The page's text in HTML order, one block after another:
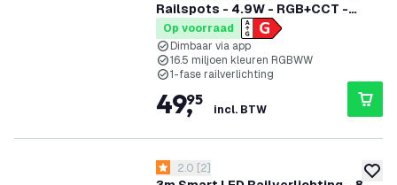
Railspots - 4.9W - RGB+CCT -
Dimbaar - 1-Fase Railsysteem -
Zwart
Op voorraad
Dimbaar via app
16.5 miljoen kleuren RGBWW
1-fase railverlichting
49,
95
incl. BTW
reviews drawer openen
2 score sterren
2.0 [2]